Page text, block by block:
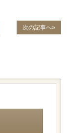
次の記事へ»